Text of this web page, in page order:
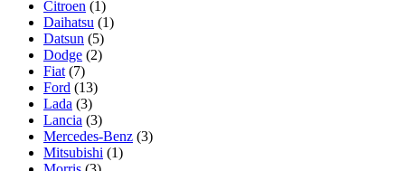
Citroen (1)
Daihatsu (1)
Datsun (5)
Dodge (2)
Fiat (7)
Ford (13)
Lada (3)
Lancia (3)
Mercedes-Benz (3)
Mitsubishi (1)